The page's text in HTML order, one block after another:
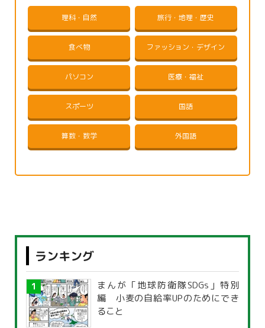
理科・自然 旅行・地理・歴史
食べ物 ファッション・デザイン
パソコン 医療・福祉
スポーツ 国語
算数・数学 外国語
ランキング
まんが「地球防衛隊SDGs」特別
編 小麦の自給率UPのためにでき
ること